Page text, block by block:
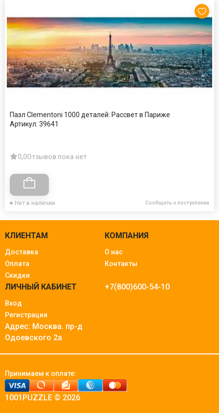
Пазл Clementoni 1000 деталей: Рассвет в Париже
Артикул: 39641
0,0Отзывов пока нет
Нет в наличии Сообщить о поступлении
КЛИЕНТАМ
Доставка
Оплата
Скидки
КОМПАНИЯ
О нас
Контакты
ЛИЧНЫЙ КАБИНЕТ
Вход
Регистрация
+7(800)600-54-10
Адрес: Москва. пр-д
Одоевского 2а
1001PUZZLE © 2026
Принимаем к оплате: